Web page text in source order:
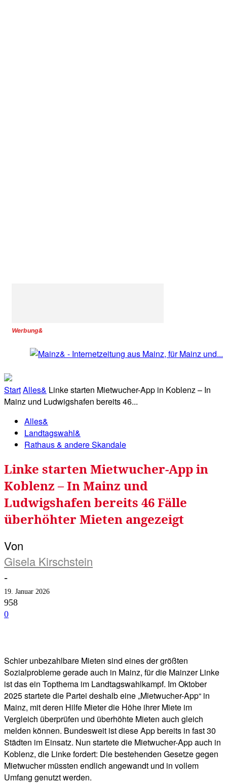
Werbung&
StartAlles& Linke starten Mietwucher-App in Koblenz – In
Mainz und Ludwigshafen bereits 46...
Alles&
Landtagswahl&
Rathaus & andere Skandale
Linke starten Mietwucher-App in
Koblenz – In Mainz und
Ludwigshafen bereits 46 Fälle
überhöhter Mieten angezeigt
Von
Gisela Kirschstein
-
19. Januar 2026
958
0
Schier unbezahlbare Mieten sind eines der größten
Sozialprobleme gerade auch in Mainz, für die Mainzer Linke
ist das ein Topthema im Landtagswahlkampf. Im Oktober
2025 startete die Partei deshalb eine „Mietwucher-App“ in
Mainz, mit deren Hilfe Mieter die Höhe ihrer Miete im
Vergleich überprüfen und überhöhte Mieten auch gleich
melden können. Bundesweit ist diese App bereits in fast 30
Städten im Einsatz. Nun startete die Mietwucher-App auch in
Koblenz, die Linke fordert: Die bestehenden Gesetze gegen
Mietwucher müssten endlich angewandt und in vollem
Umfang genutzt werden.